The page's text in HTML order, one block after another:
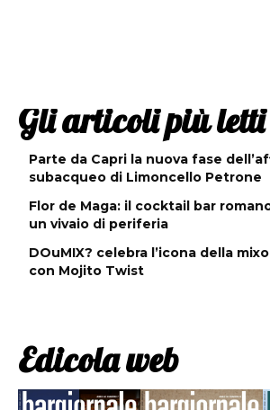
Gli articoli più letti
Parte da Capri la nuova fase
subacqueo di Limoncello Petrone
Flor de Maga: il cocktail bar
un vivaio di periferia
DOuMIX? celebra l’icona della
con Mojito Twist
Edicola web